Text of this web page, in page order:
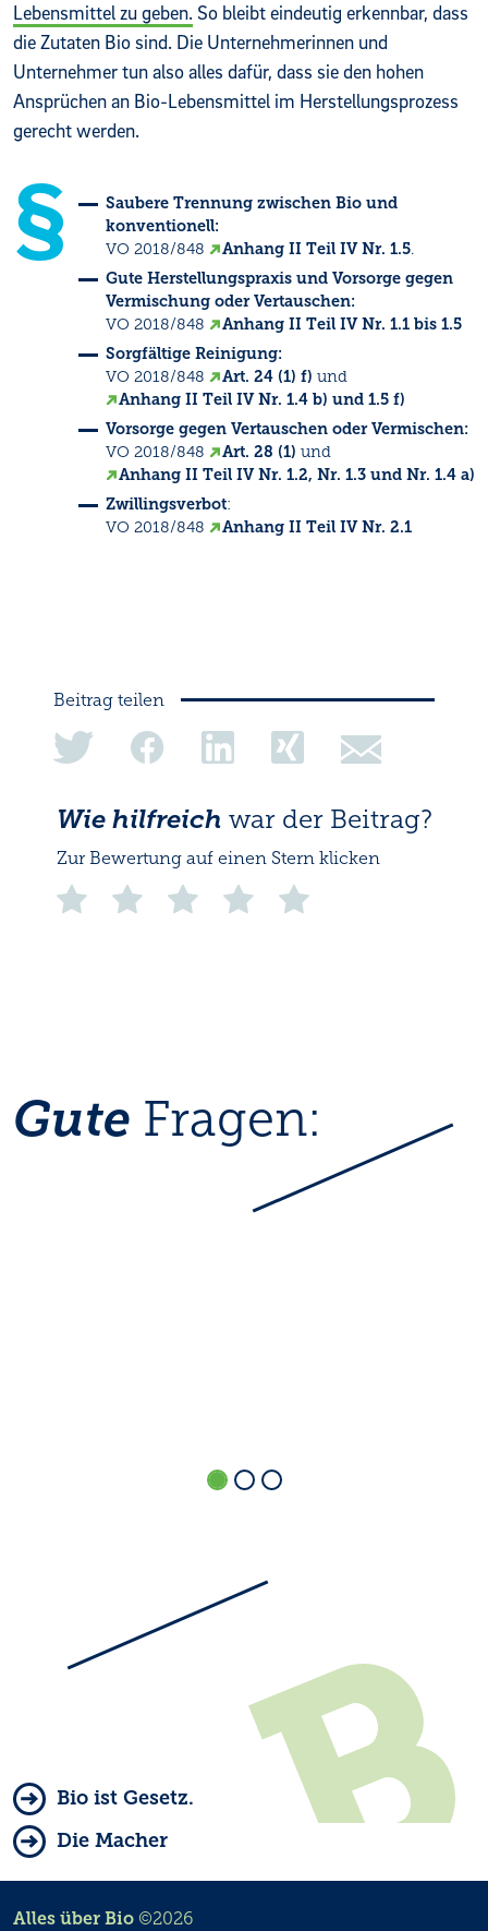
Lebensmittel zu geben. So bleibt eindeutig erkennbar, dass
die Zutaten Bio sind. Die Unternehmerinnen und
Unternehmer tun also alles dafür, dass sie den hohen
Ansprüchen an Bio-Lebensmittel im Herstellungsprozess
gerecht werden.
Saubere Trennung zwischen Bio und
konventionell:
VO 2018/848
Anhang II Teil IV Nr. 1.5.
Gute Herstellungspraxis und Vorsorge gegen
Vermischung oder Vertauschen:
VO 2018/848
Anhang II Teil IV Nr. 1.1 bis 1.5
Sorgfältige Reinigung:
VO 2018/848
Art. 24 (1) f) und
Anhang II Teil IV Nr. 1.4 b) und 1.5 f)
Vorsorge gegen Vertauschen oder Vermischen:
VO 2018/848
Art. 28 (1) und
Anhang II Teil IV Nr. 1.2, Nr. 1.3 und Nr. 1.4 a)
Zwillingsverbot:
VO 2018/848
Anhang II Teil IV Nr. 2.1
Beitrag teilen
share
on
share
on
share
on
share
on
share
Wie hilfreich war der Beitrag?
Zur Bewertung auf einen Stern klicken
Gute Fragen:
Bio ist Gesetz.
Die Macher
Alles über Bio ©2026